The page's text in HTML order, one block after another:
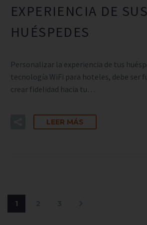
EXPERIENCIA DE SUS
HUÉSPEDES
Personalizar la experiencia de tus
tecnología WiFi para hoteles, debe ser
crear fidelidad hacia tu…
LEER MÁS
1